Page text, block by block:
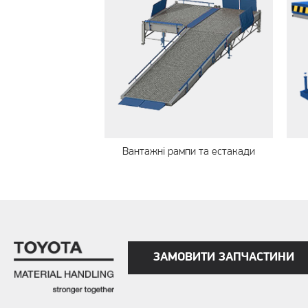
Вантажні рампи та естакади
ЗАМОВИТИ ЗАПЧАСТИНИ